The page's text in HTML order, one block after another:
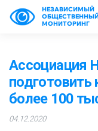
НЕЗАВИСИМЫЙ
МОНИТОРИНГ
Ассоциация
более 100
04.12.2020